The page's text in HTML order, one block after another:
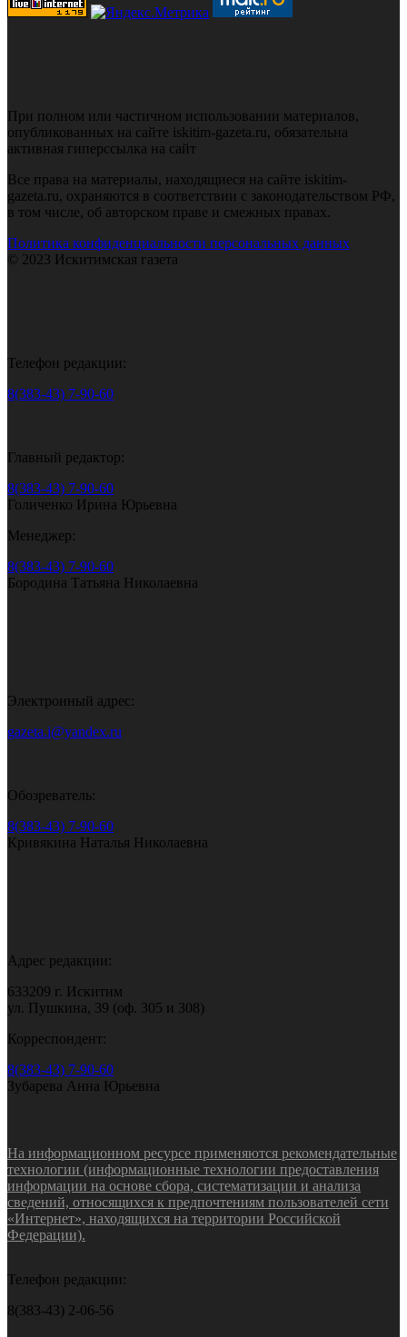
При полном или частичном использовании материалов,
опубликованных на сайте iskitim-gazeta.ru, обязательна
активная гиперссылка на сайт
Все права на материалы, находящиеся на сайте iskitim-
gazeta.ru, охраняются в соответствии с законодательством РФ,
в том числе, об авторском праве и смежных правах.
Политика конфиденциальности персональных данных
© 2023 Искитимская газета
Телефон редакции:
8(383-43) 7-90-60
Главный редактор:
8(383-43) 7-90-60
Голиченко Ирина Юрьевна
Менеджер:
8(383-43) 7-90-60
Бородина Татьяна Николаевна
Электронный адрес:
gazeta.i@yandex.ru
Обозреватель:
8(383-43) 7-90-60
Кривякина Наталья Николаевна
Адрес редакции:
633209 г. Искитим
ул. Пушкина, 39 (оф. 305 и 308)
Корреспондент:
8(383-43) 7-90-60
Зубарева Анна Юрьевна
На информационном ресурсе применяются рекомендательные
технологии (информационные технологии предоставления
информации на основе сбора, систематизации и анализа
сведений, относящихся к предпочтениям пользователей сети
«Интернет», находящихся на территории Российской
Федерации).
Телефон редакции:
8(383-43) 2-06-56